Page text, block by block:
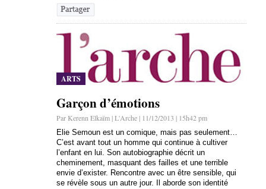
ARTS
Garçon d’émotions
Par Kerenn Elkaïm | L'Arche | 11/12/2013 | 15h42 pm
Elie Semoun est un comique, mais pas seulement…
C’est avant tout un homme qui continue à cultiver
l’enfant en lui. Son autobiographie décrit un
cheminement, masquant des failles et une terrible
envie d’exister. Rencontre avec un être sensible, qui
se révèle sous un autre jour. Il aborde son identité